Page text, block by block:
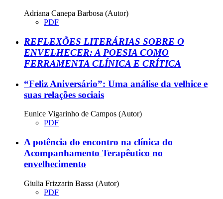
Adriana Canepa Barbosa (Autor)
PDF
REFLEXÕES LITERÁRIAS SOBRE O
ENVELHECER: A POESIA COMO
FERRAMENTA CLÍNICA E CRÍTICA
“Feliz Aniversário”: Uma análise da velhice e
suas relações sociais
Eunice Vigarinho de Campos (Autor)
PDF
A potência do encontro na clínica do
Acompanhamento Terapêutico no
envelhecimento
Giulia Frizzarin Bassa (Autor)
PDF